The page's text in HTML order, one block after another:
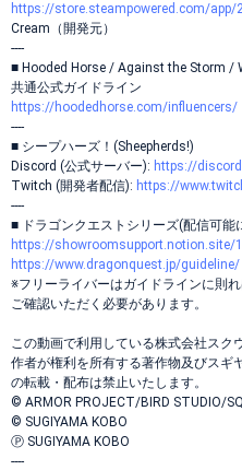
https://store.steampowered.com/app/
Cream（開発元）
----
■ Hooded Horse / Against the Storm /
共通公式ガイドライン
https://hoodedhorse.com/influencers/
----
■ シープハーズ！(Sheepherds!)
Discord (公式サーバー): https://
Twitch (開発者配信): https://
----
■ ドラゴンクエストシリーズ(配信可能
https://showroomsupport.notion.site/
https://www.dragonquest.jp/guideline/
※フリーライバーはガイドラインに則
ご確認いただく必要があります。
この動画で利用している株式会社スク
作者が権利を所有する著作物及びスギ
の転載・配布は禁止いたします。
© ARMOR PROJECT/BIRD STUDIO/
© SUGIYAMA KOBO
Ⓟ SUGIYAMA KOBO
----